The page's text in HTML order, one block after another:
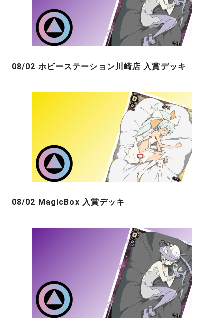
08/02 ホビーステーション川崎店 入賞デッキ
08/02 MagicBox 入賞デッキ